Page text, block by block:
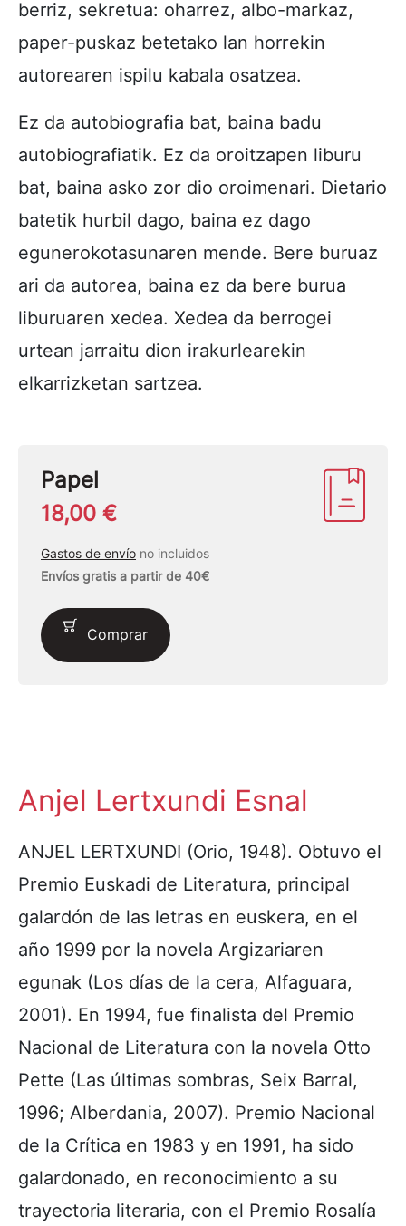
berriz, sekretua: oharrez, albo-markaz,
paper-puskaz betetako lan horrekin
autorearen ispilu kabala osatzea.
Ez da autobiografia bat, baina badu
autobiografiatik. Ez da oroitzapen liburu
bat, baina asko zor dio oroimenari. Dietario
batetik hurbil dago, baina ez dago
egunerokotasunaren mende. Bere buruaz
ari da autorea, baina ez da bere burua
liburuaren xedea. Xedea da berrogei
urtean jarraitu dion irakurlearekin
elkarrizketan sartzea.
Papel
18,00 €
Gastos de envío no incluidos
Envíos gratis a partir de 40€
Comprar
Anjel Lertxundi Esnal
ANJEL LERTXUNDI (Orio, 1948). Obtuvo el
Premio Euskadi de Literatura, principal
galardón de las letras en euskera, en el
año 1999 por la novela Argizariaren
egunak (Los días de la cera, Alfaguara,
2001). En 1994, fue finalista del Premio
Nacional de Literatura con la novela Otto
Pette (Las últimas sombras, Seix Barral,
1996; Alberdania, 2007). Premio Nacional
de la Crítica en 1983 y en 1991, ha sido
galardonado, en reconocimiento a su
trayectoria literaria, con el Premio Rosalía